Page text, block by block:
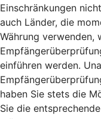
Einschränkungen
auch Länder, die
Währung verwenden,
einführen werden.
haben Sie stets die
Sie die